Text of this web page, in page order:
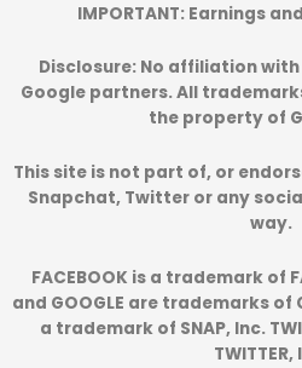
IMPORTANT: Earnings
Disclosure:No affiliation with
Google partners. All
the property of
This site is not part of, or
Snapchat, Twitter or any
way.
FACEBOOK is a trademark of
and GOOGLE are trademarks of
a trademark of SNAP, Inc.
TWITTER,